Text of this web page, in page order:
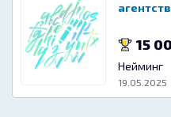
15
Нейминг
19.05.2025